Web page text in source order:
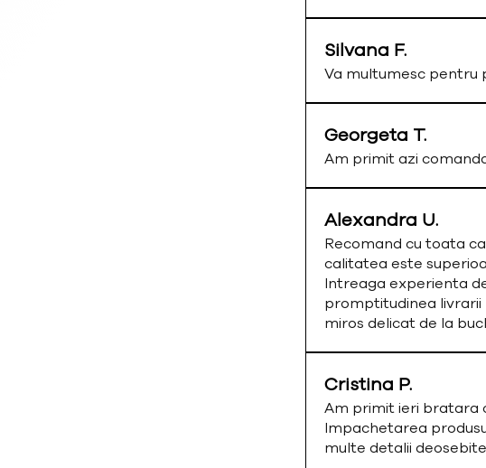
Silvana F.
Va multumesc pentru
Georgeta T.
Am primit azi
Alexandra U.
Recomand cu toata
calitatea este
Intreaga experienta
promptitudinea livrarii
miros delicat de la
Cristina P.
Am primit ieri bratara
Impachetarea
multe detalii